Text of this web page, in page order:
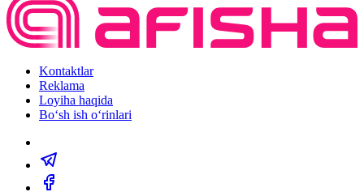
Kontaktlar
Reklama
Loyiha haqida
Bo‘sh ish o‘rinlari